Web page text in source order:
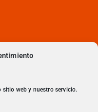
sitio web y nuestro servicio.